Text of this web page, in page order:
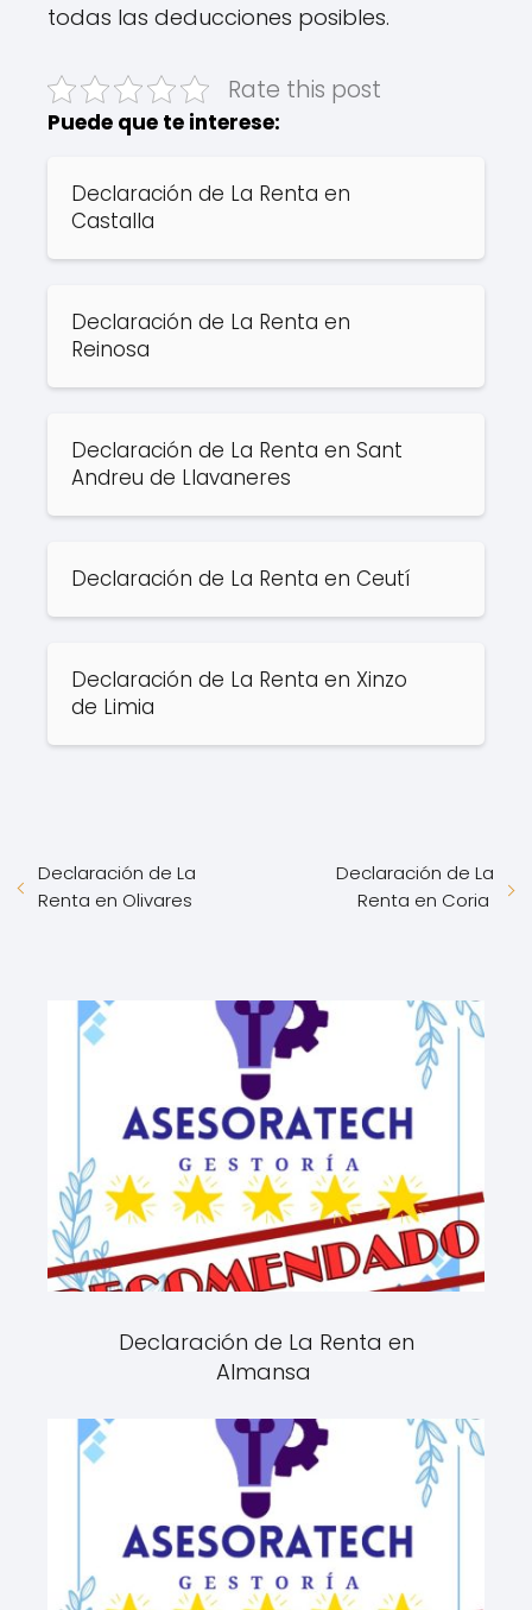
todas las deducciones posibles.
Rate this post
Puede que te interese:
Declaración de La Renta en
Castalla
Declaración de La Renta en
Reinosa
Declaración de La Renta en Sant
Andreu de Llavaneres
Declaración de La Renta en Ceutí
Declaración de La Renta en Xinzo
de Limia
Declaración de La
Renta en Olivares
Declaración de La
Renta en Coria
Declaración de La Renta en
Almansa